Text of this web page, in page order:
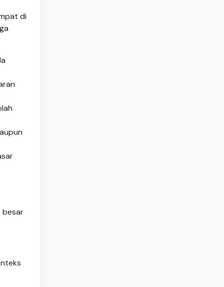
di
besar